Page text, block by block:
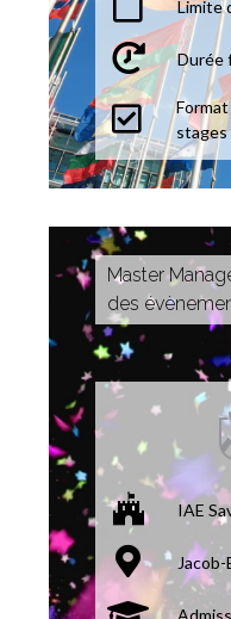
Limite
Durée
stages
Master
des
IAE